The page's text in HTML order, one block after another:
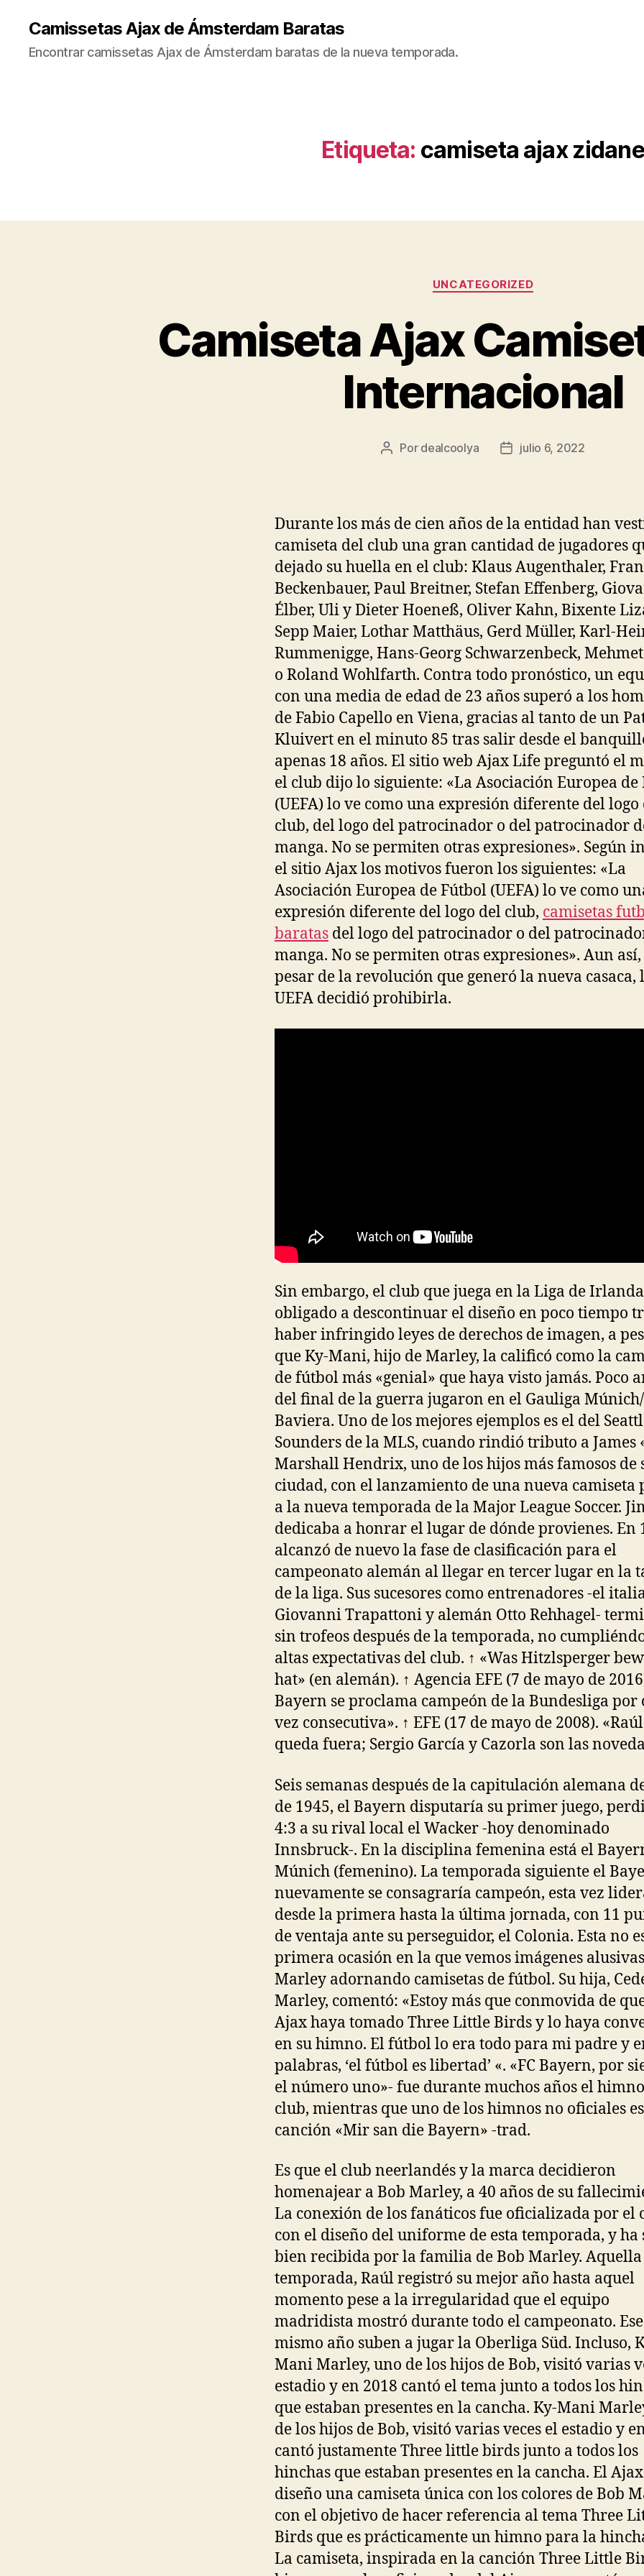
Camissetas Ajax de Ámsterdam Baratas
Encontrar camissetas Ajax de Ámsterdam baratas de la nueva temporada.
Etiqueta: camiseta ajax zidane
Categorías
UNCATEGORIZED
Camiseta Ajax
Internacional
Autor
Por dealcoolya
Fechajulio 6, 2022
Durante los más de cien años de la entidad han
camiseta del club una gran cantidad de jugadores
dejado su huella en el club: Klaus Augenthaler,
Beckenbauer, Paul Breitner, Stefan Effenberg,
Élber, Uli y Dieter Hoeneß, Oliver Kahn, Bixente
Sepp Maier, Lothar Matthäus, Gerd Müller, Karl-
Rummenigge, Hans-Georg Schwarzenbeck,
o Roland Wohlfarth. Contra todo pronóstico, un
con una media de edad de 23 años superó a los
de Fabio Capello en Viena, gracias al tanto de un
Kluivert en el minuto 85 tras salir desde el
apenas 18 años. El sitio web Ajax Life preguntó el
el club dijo lo siguiente: «La Asociación Europea de
(UEFA) lo ve como una expresión diferente del logo
club, del logo del patrocinador o del patrocinador
manga. No se permiten otras expresiones». Según
el sitio Ajax los motivos fueron los siguientes: «La
Asociación Europea de Fútbol (UEFA) lo ve como
expresión diferente del logo del club, camisetas
baratas del logo del patrocinador o del
manga. No se permiten otras expresiones». Aun así,
pesar de la revolución que generó la nueva casaca,
UEFA decidió prohibirla.
Sin embargo, el club que juega en la Liga de
obligado a descontinuar el diseño en poco tiempo
haber infringido leyes de derechos de imagen, a
que Ky-Mani, hijo de Marley, la calificó como la
de fútbol más «genial» que haya visto jamás. Poco
del final de la guerra jugaron en el Gauliga
Baviera. Uno de los mejores ejemplos es el del
Sounders de la MLS, cuando rindió tributo a James
Marshall Hendrix, uno de los hijos más famosos de
ciudad, con el lanzamiento de una nueva camiseta
a la nueva temporada de la Major League Soccer.
dedicaba a honrar el lugar de dónde provienes. En
alcanzó de nuevo la fase de clasificación para el
campeonato alemán al llegar en tercer lugar en la
de la liga. Sus sucesores como entrenadores -el
Giovanni Trapattoni y alemán Otto Rehhagel-
sin trofeos después de la temporada, no
altas expectativas del club. ↑ «Was Hitzlsperger
hat» (en alemán). ↑ Agencia EFE (7 de mayo de
Bayern se proclama campeón de la Bundesliga por
vez consecutiva». ↑ EFE (17 de mayo de 2008).
queda fuera; Sergio García y Cazorla son las
Seis semanas después de la capitulación alemana
de 1945, el Bayern disputaría su primer juego,
4:3 a su rival local el Wacker -hoy denominado
Innsbruck-. En la disciplina femenina está el
Múnich (femenino). La temporada siguiente el
nuevamente se consagraría campeón, esta vez
desde la primera hasta la última jornada, con 11
de ventaja ante su perseguidor, el Colonia. Esta no
primera ocasión en la que vemos imágenes
Marley adornando camisetas de fútbol. Su hija,
Marley, comentó: «Estoy más que conmovida de
Ajax haya tomado Three Little Birds y lo haya
en su himno. El fútbol lo era todo para mi padre y
palabras, ‘el fútbol es libertad’ «. «FC Bayern, por
el número uno»- fue durante muchos años el
club, mientras que uno de los himnos no oficiales
canción «Mir san die Bayern» -trad.
Es que el club neerlandés y la marca decidieron
homenajear a Bob Marley, a 40 años de su
La conexión de los fanáticos fue oficializada por el
con el diseño del uniforme de esta temporada, y ha
bien recibida por la familia de Bob Marley. Aquella
temporada, Raúl registró su mejor año hasta aquel
momento pese a la irregularidad que el equipo
madridista mostró durante todo el campeonato. Ese
mismo año suben a jugar la Oberliga Süd. Incluso,
Mani Marley, uno de los hijos de Bob, visitó varias
estadio y en 2018 cantó el tema junto a todos los
que estaban presentes en la cancha. Ky-Mani
de los hijos de Bob, visitó varias veces el estadio y
cantó justamente Three little birds junto a todos los
hinchas que estaban presentes en la cancha. El Ajax
diseño una camiseta única con los colores de Bob
con el objetivo de hacer referencia al tema Three
Birds que es prácticamente un himno para la
La camiseta, inspirada en la canción Three Little